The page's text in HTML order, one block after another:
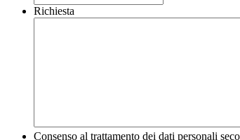
Richiesta
Consenso al trattamento dei dati personali